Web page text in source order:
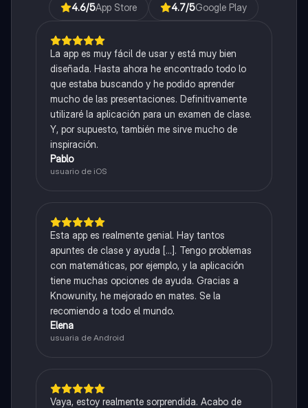
4.6/5App Store 4.7/5Google Play
La app es muy fácil de usar y está muy bien
diseñada. Hasta ahora he encontrado todo lo
que estaba buscando y he podido aprender
mucho de las presentaciones. Definitivamente
utilizaré la aplicación para un examen de clase.
Y, por supuesto, también me sirve mucho de
inspiración.
Pablo
usuario de iOS
Esta app es realmente genial. Hay tantos
apuntes de clase y ayuda [...]. Tengo problemas
con matemáticas, por ejemplo, y la aplicación
tiene muchas opciones de ayuda. Gracias a
Knowunity, he mejorado en mates. Se la
recomiendo a todo el mundo.
Elena
usuaria de Android
Vaya, estoy realmente sorprendida. Acabo de